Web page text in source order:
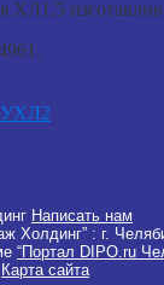
ХЛ1,5
УХЛ2
Написать нам
Холдинг” : г.
“Портал DIPO.ru
Карта сайта